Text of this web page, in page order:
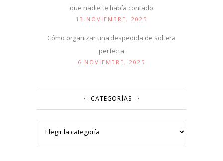
que nadie te había contado
13 NOVIEMBRE, 2025
Cómo organizar una despedida de soltera
perfecta
6 NOVIEMBRE, 2025
CATEGORÍAS